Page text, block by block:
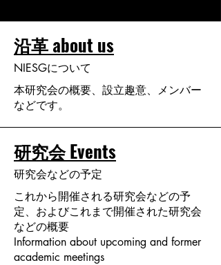
沿革about us
NIESGについて
本研究会の概要、設立趣意、メンバー
などです。
研究会 Events
研究会などの予定
これから開催される研究会などの予
定、およびこれまで開催された研究会
などの概要
Information about upcoming and former
academic meetings